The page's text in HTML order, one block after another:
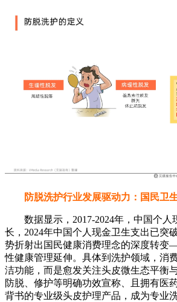
防脱洗护行业发展驱动力：国民卫
数据显示，2017-2024年，中国个人
长，2024年中国个人现金卫生支出已突
势折射出国民健康消费理念的深度转
性健康管理延伸。具体到洗护领域，消
洁功能，而是愈发关注头皮微生态平衡
防脱、修护等明确功效宣称、且拥有医
背书的专业级头皮护理产品，成为专业